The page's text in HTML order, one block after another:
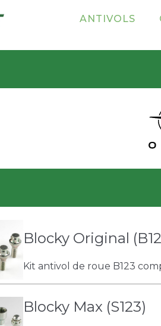
ANTIVOLS
Blocky Original
Kit antivol de roue B123
Blocky Max (S123)